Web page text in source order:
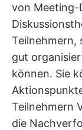
von Meeting-
Teilnehmern,
gut
können. Sie
Teilnehmern
die